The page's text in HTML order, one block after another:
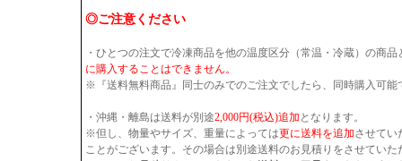
◎ご注意ください
・ひとつの注文で冷凍商品を他の温度区分（常温・冷蔵）の商品
に購入することはできません。
※『送料無料商品』同士のみでのご注文でしたら、同時購入可能
・沖縄・離島は送料が別途2,000円(税込)追加 となります。
※但し、物量やサイズ、重量によっては更に送料を追加させてい
ことがございます。その場合は別途送料のお見積りをさせていた